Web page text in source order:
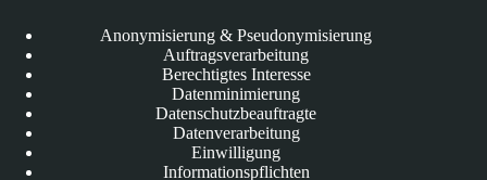
Anonymisierung & Pseudonymisierung
Auftragsverarbeitung
Berechtigtes Interesse
Datenminimierung
Datenschutzbeauftragte
Datenverarbeitung
Einwilligung
Informationspflichten